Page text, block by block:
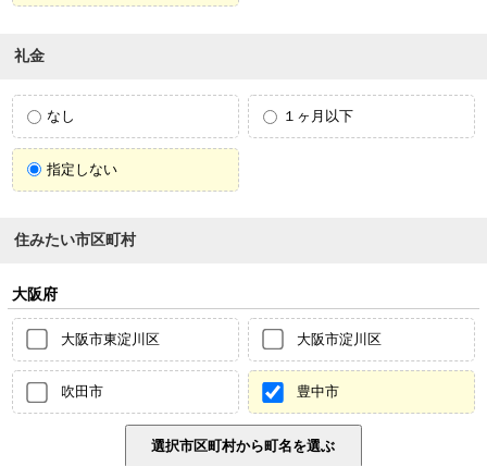
礼金
なし １ヶ月以下
指定しない
住みたい市区町村
大阪府
大阪市東淀川区 大阪市淀川区
吹田市 豊中市